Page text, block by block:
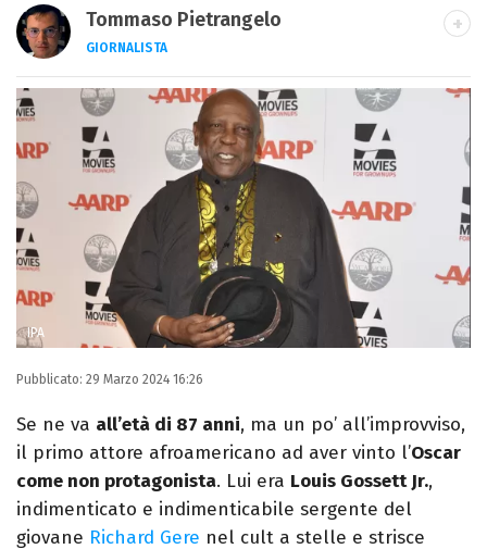
Tommaso Pietrangelo
GIORNALISTA
Autore, giornalista, cantautore. Laureato in
Letterature Straniere, è appassionato di
cinema, poesia e Shakespeare. Scrive
canzoni e ama i gatti.
IPA
Pubblicato: 29 Marzo 2024 16:26
Se ne va all’età di 87 anni, ma un po’ all’improvviso,
il primo attore afroamericano ad aver vinto l’Oscar
come non protagonista. Lui era Louis Gossett Jr.,
indimenticato e indimenticabile sergente del
giovane Richard Gere nel cult a stelle e strisce